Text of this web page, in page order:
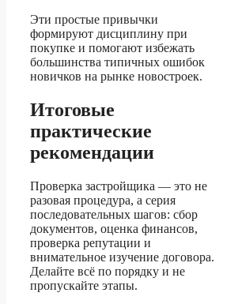
Эти простые привычки
формируют дисциплину при
покупке и помогают избежать
большинства типичных ошибок
новичков на рынке новостроек.
Итоговые
практические
рекомендации
Проверка застройщика — это не
разовая процедура, а серия
последовательных шагов: сбор
документов, оценка финансов,
проверка репутации и
внимательное изучение договора.
Делайте всё по порядку и не
пропускайте этапы.